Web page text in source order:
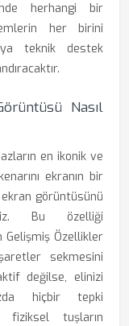
herhangi bir
her birini
teknik destek
Nasıl
en ikonik ve
ekranın bir
görüntüsünü
Bu özelliği
Özellikler
sekmesini
değilse, elinizi
hiçbir tepki
fiziksel tuşların